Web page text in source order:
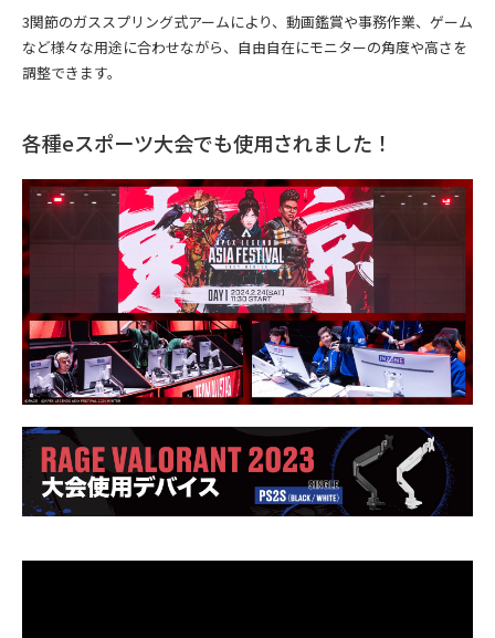
3関節のガススプリング式アームにより、動画鑑賞や事務作業、ゲーム
など様々な用途に合わせながら、自由自在にモニターの角度や高さを
調整できます。
各種eスポーツ大会でも使用されました！